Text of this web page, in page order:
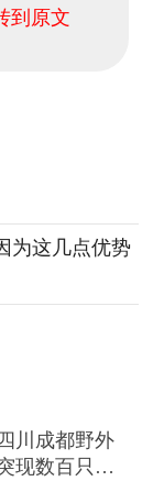
到原文
为这几点优势
四川成都野外
现数百只鹦